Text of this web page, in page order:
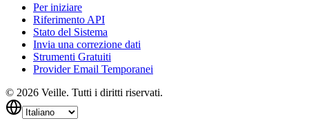
Per iniziare
Riferimento API
Stato del Sistema
Invia una correzione dati
Strumenti Gratuiti
Provider Email Temporanei
© 2026 Veille. Tutti i diritti riservati.